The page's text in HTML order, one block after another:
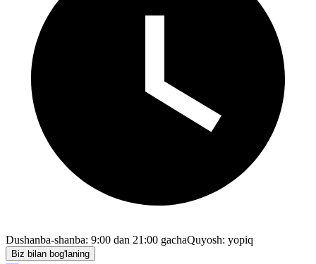
Dushanba-shanba: 9:00 dan 21:00 gachaQuyosh: yopiq
Biz bilan bog'laning